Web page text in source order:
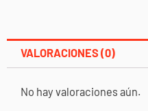
VALORACIONES (0)
No hay valoraciones aún.